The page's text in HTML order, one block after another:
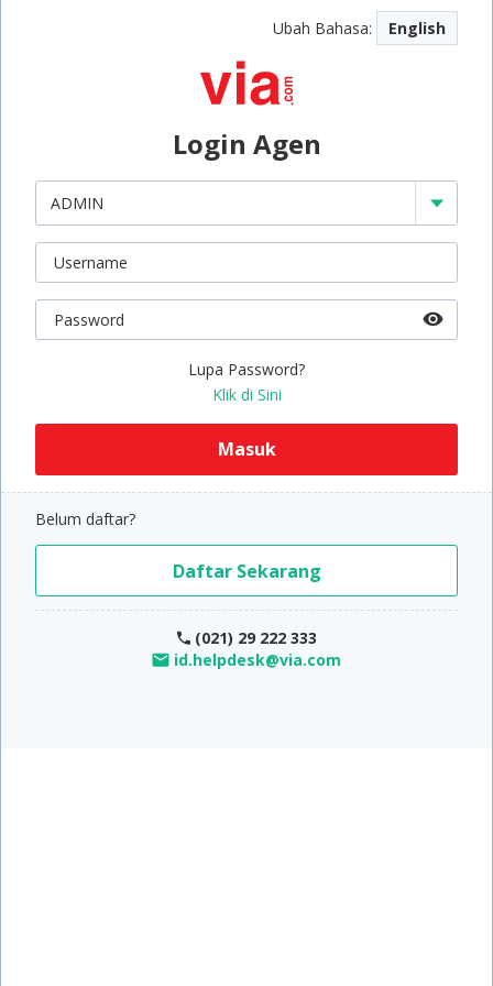
Ubah Bahasa: English
Login Agen
Lupa Password?
Klik di Sini
Belum daftar?
Daftar Sekarang
(021) 29 222 333
id.helpdesk@via.com